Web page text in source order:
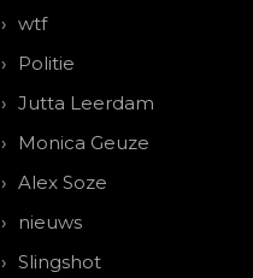
wtf
Politie
Jutta Leerdam
Monica Geuze
Alex Soze
nieuws
Slingshot